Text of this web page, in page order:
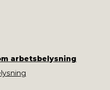
arbetsbelysning